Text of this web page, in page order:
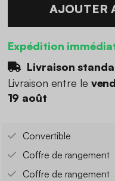
AJOUTER
Expédition
Livraison
Livraison entre le
19 août
Convertible
Coffre de rangement
Coffre de rangement